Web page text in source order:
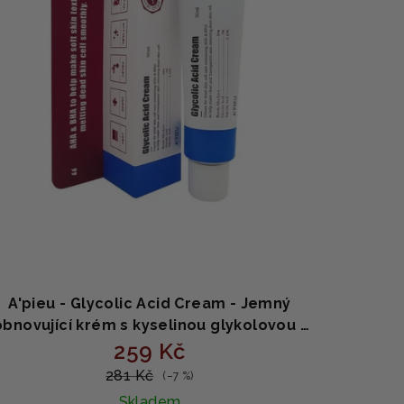
A'pieu - Glycolic Acid Cream - Jemný
krém s kyselinou glykolovou -
50 ml
259 Kč
281 Kč (–7 %)